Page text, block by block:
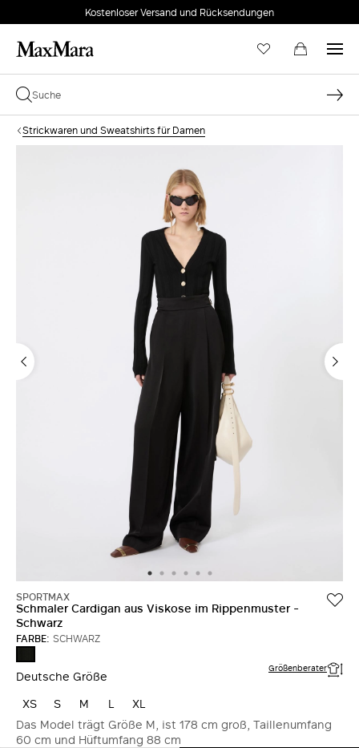
Kostenloser Versand und Rücksendungen
Strickwaren und Sweatshirts für Damen
SPORTMAX
Schmaler Cardigan aus Viskose im Rippenmuster -
Schwarz
FARBE: SCHWARZ
Deutsche Größe Größenberater
XS S M L
XL
Das Model trägt Größe M, ist 178 cm groß, Taillenumfang
60 cm und Hüftumfang 88 cm